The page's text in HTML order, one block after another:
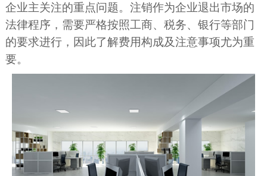
企业主关注的重点问题。注销作为企业退出市场的
法律程序，需要严格按照工商、税务、银行等部门
的要求进行，因此了解费用构成及注意事项尤为重
要。